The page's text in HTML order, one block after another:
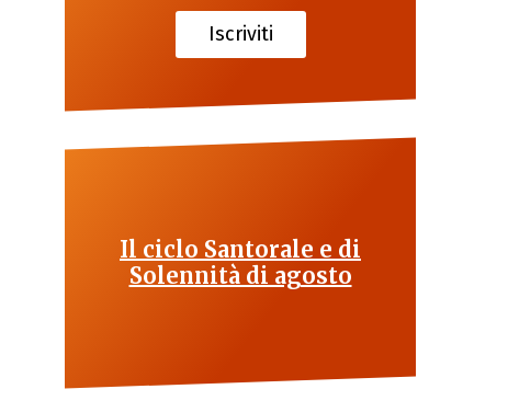
Iscriviti
Il ciclo Santorale e di
Solennità di agosto